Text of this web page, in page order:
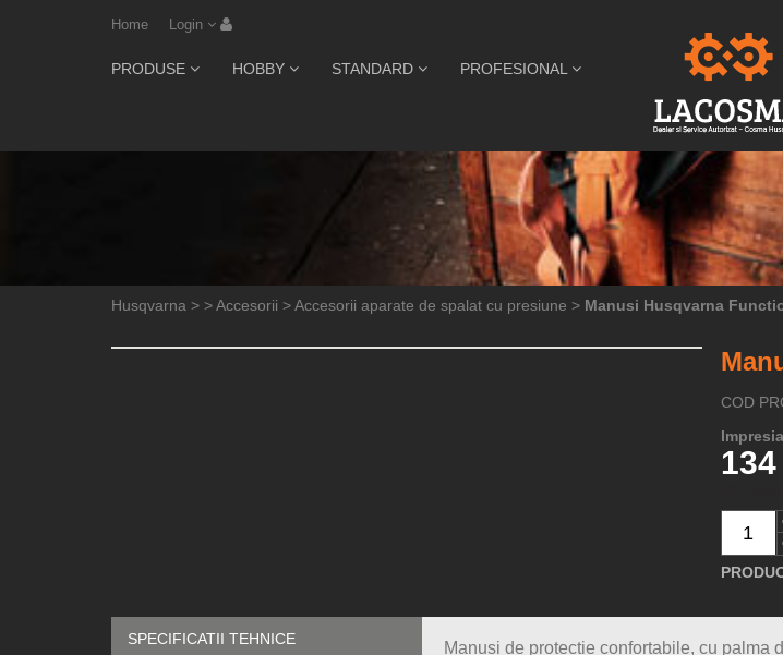
Home
PRODUSE HOBBY STANDARD PROFESIONAL
Login
Husqvarna > >Accesorii >Accesorii aparate de spalat cu presiune > Manusi Husqvarna
COD
SPECIFICATII TEHNICE
Manusi de protectie confortabile, cu palma